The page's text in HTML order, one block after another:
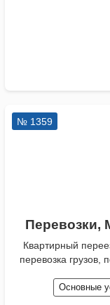
№ 1359
Перевозки,
Квартирный
перевозка
Основные